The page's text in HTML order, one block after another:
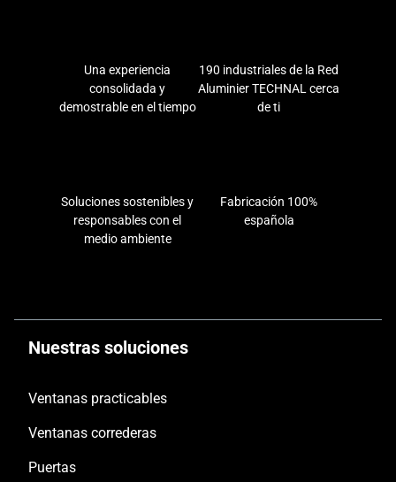
Una experiencia
consolidada y
demostrable en el tiempo
190 industriales de la Red
Aluminier TECHNAL cerca
de ti
Soluciones sostenibles y
responsables con el
medio ambiente
Fabricación 100%
española
Nuestras soluciones
Ventanas practicables
Ventanas correderas
Puertas